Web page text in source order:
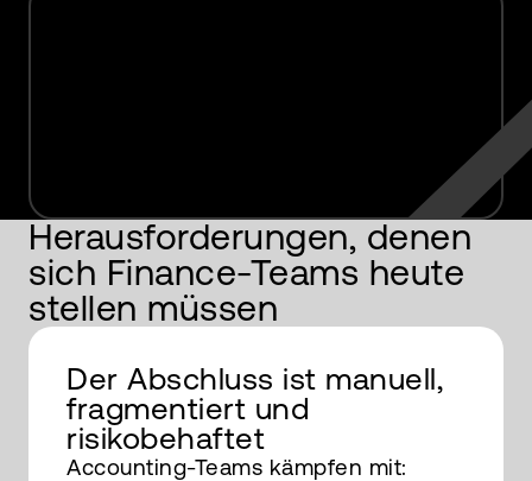
Herausforderungen, denen
sich Finance-Teams heute
stellen müssen
Der Abschluss ist manuell,
fragmentiert und
risikobehaftet
Accounting-Teams kämpfen mit: